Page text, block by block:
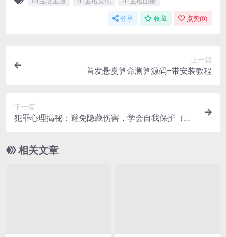
分享 收藏 点赞(0)
上一篇
首发悬赏算命测算源码+带安装教程
下一篇
犯罪心理揭秘：避免隐藏伤害，学会自我保护（玩
相关文章